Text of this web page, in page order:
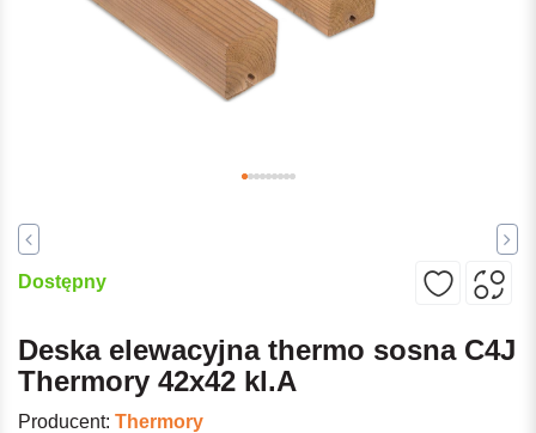
Dostępny
Deska elewacyjna thermo sosna C4J
Thermory 42x42 kl.A
Producent: Thermory